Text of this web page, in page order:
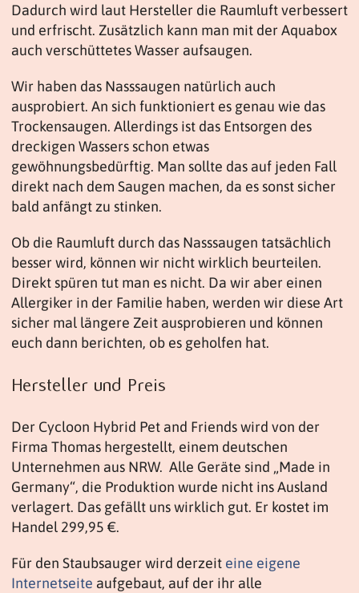
Dadurch wird laut Hersteller die Raumluft verbessert
und erfrischt. Zusätzlich kann man mit der Aquabox
auch verschüttetes Wasser aufsaugen.
Wir haben das Nasssaugen natürlich auch
ausprobiert. An sich funktioniert es genau wie das
Trockensaugen. Allerdings ist das Entsorgen des
dreckigen Wassers schon etwas
gewöhnungsbedürftig. Man sollte das auf jeden Fall
direkt nach dem Saugen machen, da es sonst sicher
bald anfängt zu stinken.
Ob die Raumluft durch das Nasssaugen tatsächlich
besser wird, können wir nicht wirklich beurteilen.
Direkt spüren tut man es nicht. Da wir aber einen
Allergiker in der Familie haben, werden wir diese Art
sicher mal längere Zeit ausprobieren und können
euch dann berichten, ob es geholfen hat.
Hersteller und Preis
Der Cycloon Hybrid Pet and Friends wird von der
Firma Thomas hergestellt, einem deutschen
Unternehmen aus NRW. Alle Geräte sind „Made in
Germany“, die Produktion wurde nicht ins Ausland
verlagert. Das gefällt uns wirklich gut. Er kostet im
Handel 299,95 €.
Für den Staubsauger wird derzeit eine eigene
Internetseite aufgebaut, auf der ihr alle